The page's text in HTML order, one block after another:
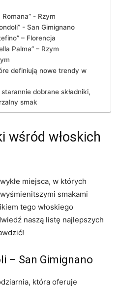
-⁢ Rzym
⁢- San Gimignano
– Florencja
Palma”⁤ – Rzym
definiują nowe trendy w
dobrane ⁤składniki,
smak
wśród włoskich
‌miejsca, w których
smakami
tego włoskiego
naszą listę najlepszych
– ‌San Gimignano
która oferuje